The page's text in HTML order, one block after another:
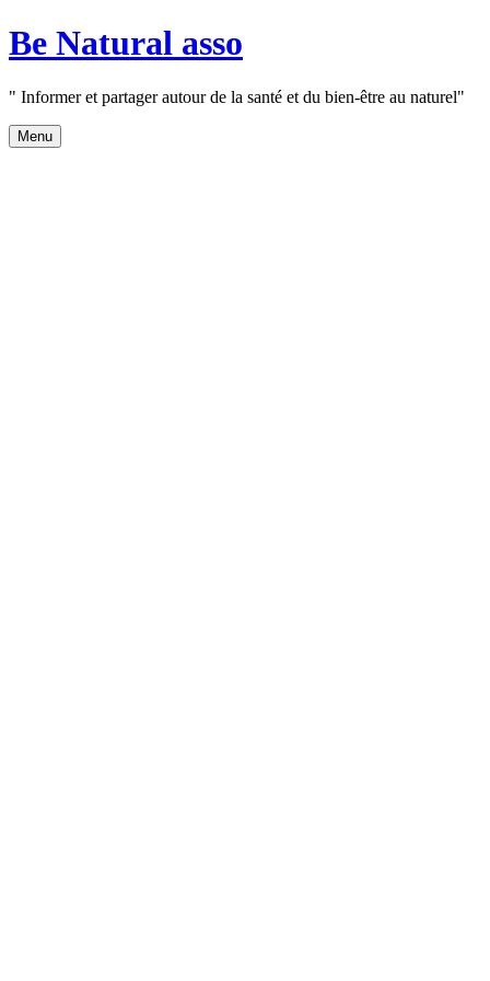
Aller
au
Be Natural asso
" Informer et partager autour de la santé et du bien-être au naturel"
Menu